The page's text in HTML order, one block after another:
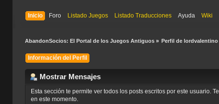
Inicio Foro Listado Juegos Listado Traducciones Ayuda Wiki
AbandonSocios: El Portal de los Juegos Antiguos» Perfil de
Información del Perfil
Mostrar Mensajes
Esta sección te permite ver todos los posts escritos por este usuario.
en este momento.